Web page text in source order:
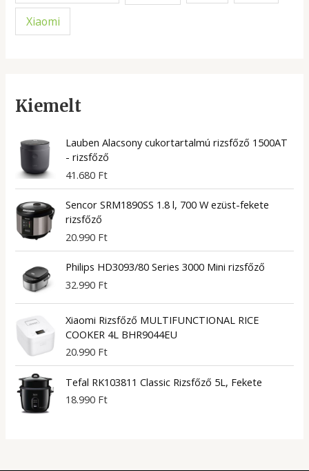
Xiaomi
Kiemelt
Lauben Alacsony cukortartalmú rizsfőző 1500AT
- rizsfőző
41.680 Ft
Sencor SRM1890SS 1.8 l, 700 W ezüst-fekete
rizsfőző
20.990 Ft
Philips HD3093/80 Series 3000 Mini rizsfőző
32.990 Ft
Xiaomi Rizsfőző MULTIFUNCTIONAL RICE
COOKER 4L BHR9044EU
20.990 Ft
Tefal RK103811 Classic Rizsfőző 5L, Fekete
18.990 Ft